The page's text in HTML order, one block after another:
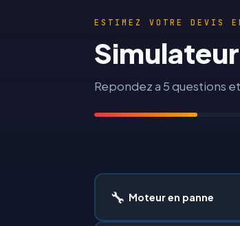
ESTIMEZ VOTRE DEVIS
Repondez a 5 questions
🔧 Moteur en panne